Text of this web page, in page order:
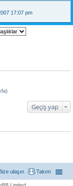
17:07 pm
Geçiş yap
Takım
ulaşın
Limited